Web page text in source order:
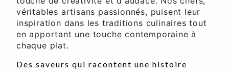
véritables artisans passionnés, puisent leur
inspiration dans les traditions culinaires tout
en apportant une touche contemporaine à
chaque plat.
Des saveurs qui racontent une histoire